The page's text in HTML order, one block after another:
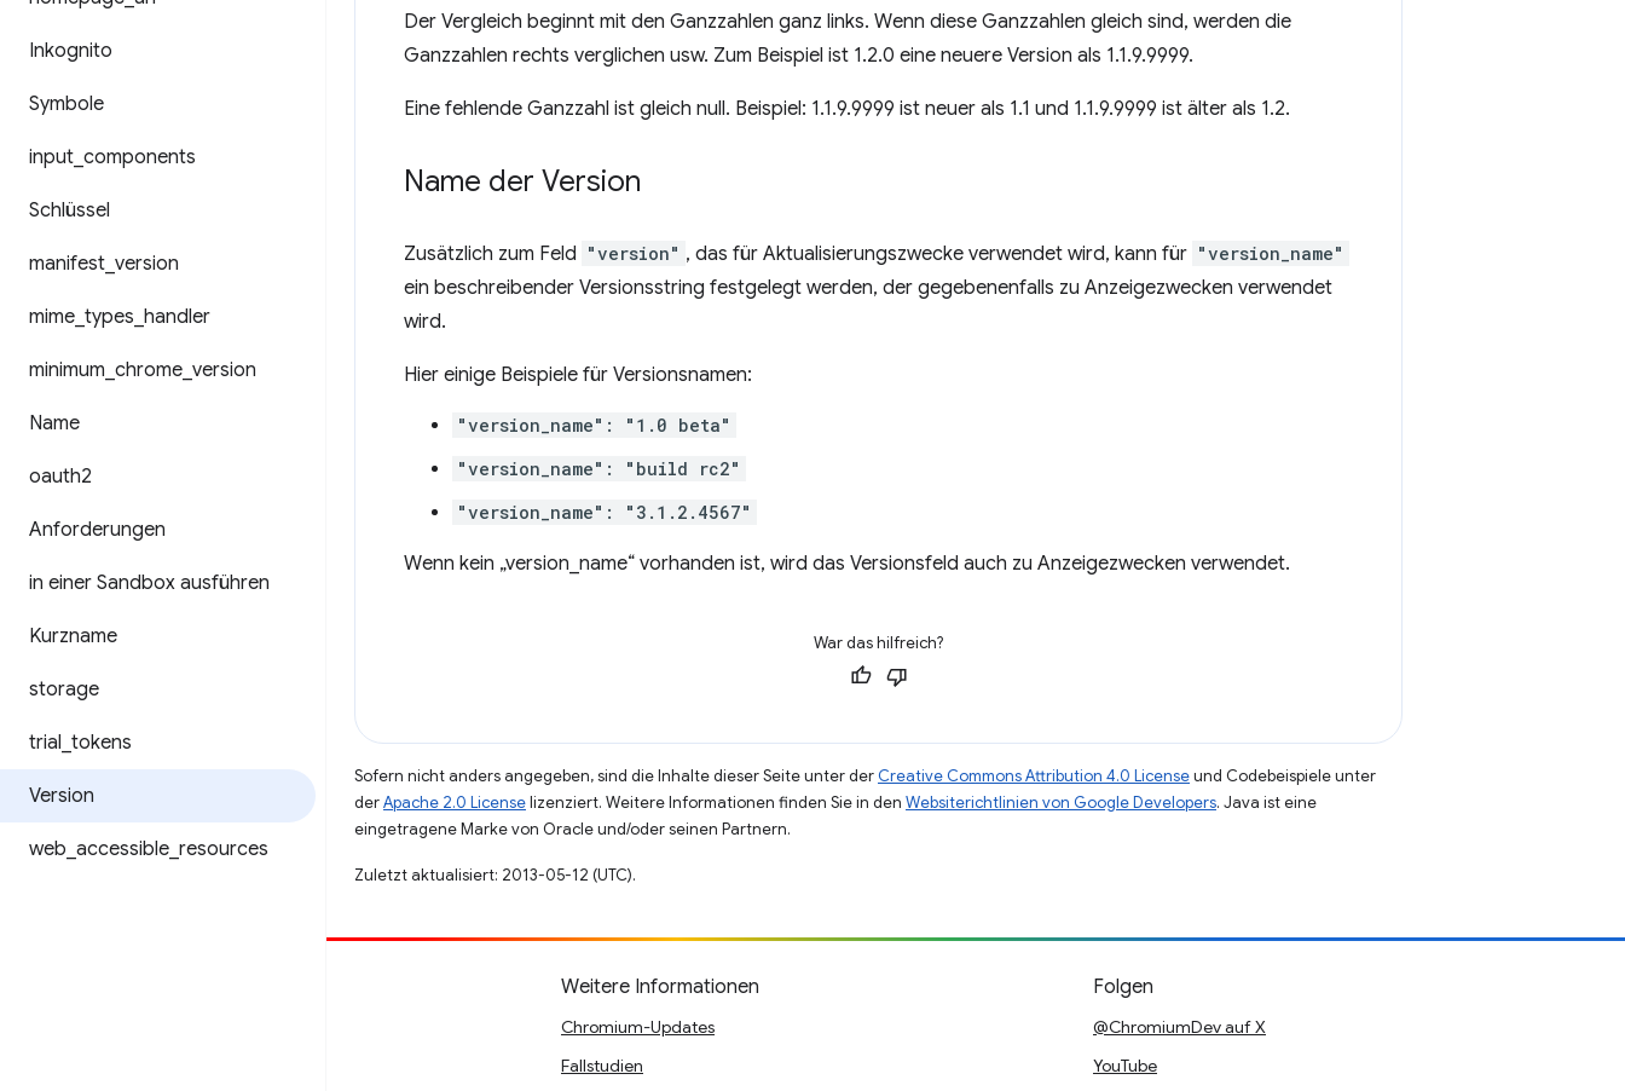
Inkognito
Symbole
input components
Schlüssel
manifest version
mime types handler
minimum chrome version
Name
oauth2
Anforderungen
in einer Sandbox ausführen
Kurzname
storage
trial tokens
Version
web accessible resources
Der Vergleich beginnt mit den Ganzzahlen ganz links. Wenn diese Ganzzahlen gleich sind, werden die
Ganzzahlen rechts verglichen usw. Zum Beispiel ist 1.2.0 eine neuere Version als 1.1.9.9999.
Eine fehlende Ganzzahl ist gleich null. Beispiel: 1.1.9.9999 ist neuer als 1.1 und 1.1.9.9999 ist älter als 1.2.
Name der Version
Zusätzlich zum Feld "version" , das für Aktualisierungszwecke verwendet wird, kann für "version_name"
ein beschreibender Versionsstring festgelegt werden, der gegebenenfalls zu Anzeigezwecken verwendet
wird.
Hier einige Beispiele für Versionsnamen:
"version_name": "1.0 beta"
"version_name": "build rc2"
"version_name": "3.1.2.4567"
Wenn kein „version_name“ vorhanden ist, wird das Versionsfeld auch zu Anzeigezwecken verwendet.
War das hilfreich?
Sofern nicht anders angegeben, sind die Inhalte dieser Seite unter der Creative Commons Attribution 4.0 Licenseund Codebeispiele unter
derApache 2.0 Licenselizenziert. Weitere Informationen finden Sie in den Websiterichtlinien von Google Developers. Java ist eine
eingetragene Marke von Oracle und/oder seinen Partnern.
Zuletzt aktualisiert: 2013-05-12 (UTC).
Weitere Informationen
Chromium-Updates
Fallstudien
Folgen
@ChromiumDev auf X
YouTube